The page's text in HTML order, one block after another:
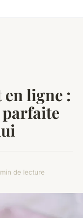
en ligne :
de lecture